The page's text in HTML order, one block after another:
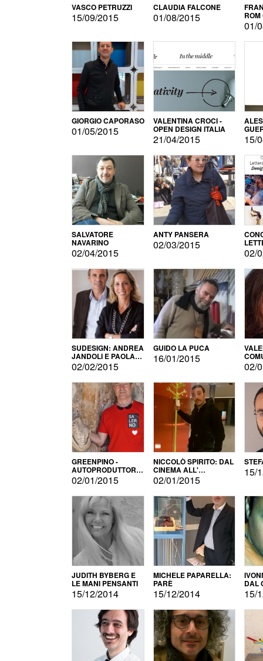
VASCO PETRUZZI
15/09/2015
CLAUDIA FALCONE
01/08/2015
01/
GIORGIO CAPORASO
01/05/2015
VALENTINA CROCI -
OPEN DESIGN ITALIA
21/04/2015 15/
SALVATORE
NAVARINO
02/04/2015
ANTY PANSERA
02/03/2015
02/
SUDESIGN: ANDREA
JANDOLI E PAOLA
PISAPIA
02/02/2015
GUIDO LA PUCA
16/01/2015
02/
GREENPINO -
AUTOPRODUTTORE
PER AMORE
02/01/2015
NICCOLÒ SPIRITO: DAL
CINEMA ALL'
AUTOPRODUZIONE
02/01/2015
15/
JUDITH BYBERG E
LE MANI PENSANTI
15/12/2014
MICHELE PAPARELLA:
PARÈ
15/12/2014
DAL
15/